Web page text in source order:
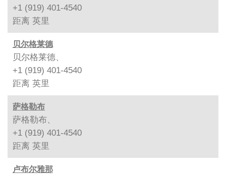
+1 (919) 401-4540
距离 英里
贝尔格莱德
贝尔格莱德、
+1 (919) 401-4540
距离 英里
萨格勒布
萨格勒布、
+1 (919) 401-4540
距离 英里
卢布尔雅那